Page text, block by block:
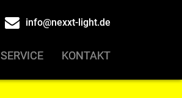
SERVICE KONTAKT
SERVICE KONTAKT
info@nexxt-light.de